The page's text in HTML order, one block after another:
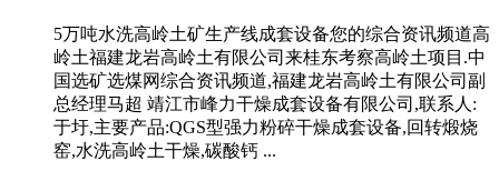
5万吨水洗高岭土矿生产线成套设备您的综合资讯频道高
岭土福建龙岩高岭土有限公司来桂东考察高岭土项目.中
国选矿选煤网综合资讯频道,福建龙岩高岭土有限公司副
总经理马超 靖江市峰力干燥成套设备有限公司,联系人:
于圩,主要产品:QGS型强力粉碎干燥成套设备,回转煅烧
窑,水洗高岭土干燥,碳酸钙 ...